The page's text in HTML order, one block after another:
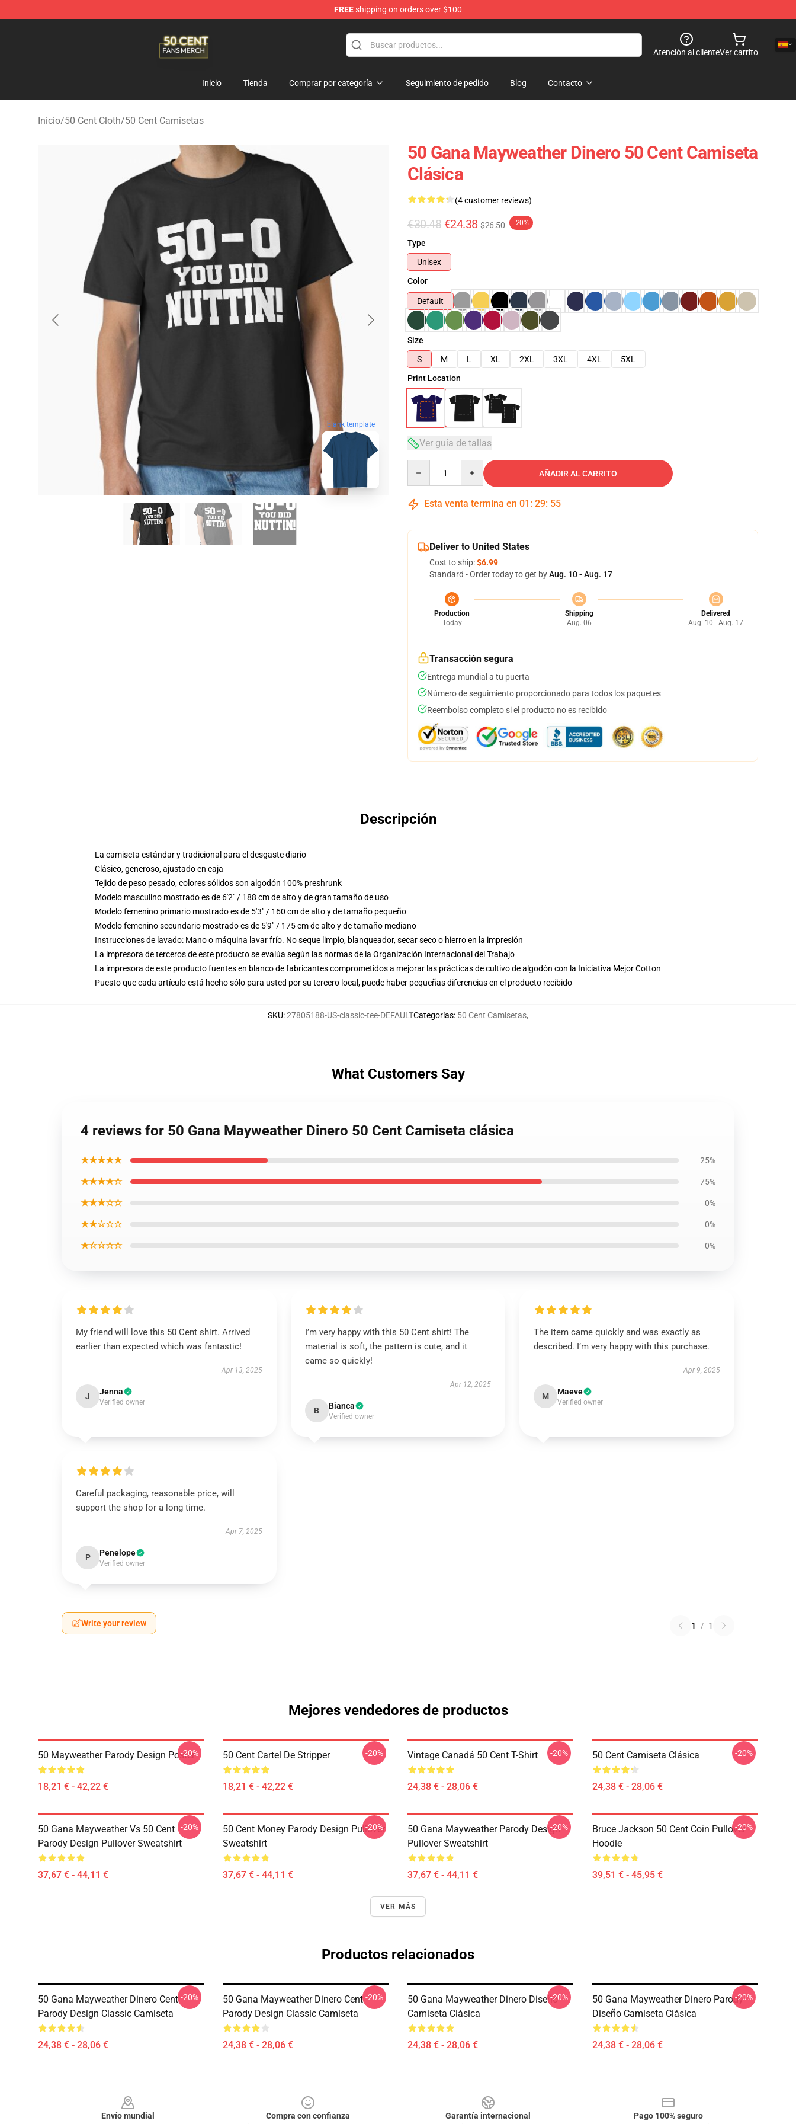
FREEshipping on orders over $100
Atención al clienteVer carrito
Inicio Tienda Comprar por categoría Seguimiento de pedido Blog Contacto
Inicio/50 Cent Cloth/50 Cent Camisetas
blank template
50 Gana Mayweather Dinero 50 Cent Camiseta
Clásica
(4 customer reviews)
€30.48 €24.38 $26.50 -20%
Type
Unisex
Color
Default
Size
S
M L XL 2XL 3XL 4XL
5XL
Print Location
Ver guía de tallas
AÑADIR AL CARRITO
Esta venta termina en 01 : 29: 54
Deliver to United States
Cost to ship:$6.99
Standard - Order today to get byAug. 10 - Aug. 17
Production
Today
Shipping
Aug. 06
Delivered
Aug. 10 - Aug. 17
Transacción segura
Entrega mundial a tu puerta
Número de seguimiento proporcionado para todos los paquetes
Reembolso completo si el producto no es recibido
Descripción
La camiseta estándar y tradicional para el desgaste diario
Clásico, generoso, ajustado en caja
Tejido de peso pesado, colores sólidos son algodón 100% preshrunk
Modelo masculino mostrado es de 6'2" / 188 cm de alto y de gran tamaño de uso
Modelo femenino primario mostrado es de 5'3" / 160 cm de alto y de tamaño pequeño
Modelo femenino secundario mostrado es de 5'9" / 175 cm de alto y de tamaño mediano
Instrucciones de lavado: Mano o máquina lavar frío. No seque limpio, blanqueador, secar seco o hierro en la impresión
La impresora de terceros de este producto se evalúa según las normas de la Organización Internacional del Trabajo
La impresora de este producto fuentes en blanco de fabricantes comprometidos a mejorar las prácticas de cultivo de algodón con la Iniciativa Mejor Cotton
Puesto que cada artículo está hecho sólo para usted por su tercero local, puede haber pequeñas diferencias en el producto recibido
SKU:27805188-US-classic-tee-DEFAULTCategorías: 50 Cent Camisetas,
What Customers Say
4 reviews for 50 Gana Mayweather Dinero 50 Cent Camiseta clásica
★★★★★ 25%
★★★★☆ 75%
★★★☆☆ 0%
★★☆☆☆ 0%
★☆☆☆☆ 0%
My friend will love this 50 Cent shirt. Arrived
earlier than expected which was fantastic!
Apr 13, 2025
J Jenna
Verified owner
I’m very happy with this 50 Cent shirt! The
material is soft, the pattern is cute, and it
came so quickly!
Apr 12, 2025
B Bianca
Verified owner
The item came quickly and was exactly as
described. I’m very happy with this purchase.
Apr 9, 2025
M Maeve
Verified owner
Careful packaging, reasonable price, will
support the shop for a long time.
Apr 7, 2025
P Penelope
Verified owner
Write your review 1 / 1
Mejores vendedores de productos
50 Mayweather Parody Design Poster
18,21 € - 42,22 €
-20% 50 Cent Cartel De Stripper
18,21 € - 42,22 €
-20% Vintage Canadá 50 Cent T-Shirt
24,38 € - 28,06 €
-20% 50 Cent Camiseta Clásica
24,38 € - 28,06 €
-20%
50 Gana Mayweather Vs 50 Cent
Parody Design Pullover Sweatshirt
37,67 € - 44,11 €
-20%
50 Cent Money Parody Design Pullover
Sweatshirt
37,67 € - 44,11 €
-20%
50 Gana Mayweather Parody Design
Pullover Sweatshirt
37,67 € - 44,11 €
-20%
Bruce Jackson 50 Cent Coin Pullover
Hoodie
39,51 € - 45,95 €
-20%
VER MÁS
Productos relacionados
50 Gana Mayweather Dinero Cent
Parody Design Classic Camiseta
24,38 € - 28,06 €
-20%
50 Gana Mayweather Dinero Cent
Parody Design Classic Camiseta
24,38 € - 28,06 €
-20%
50 Gana Mayweather Dinero Diseño
Camiseta Clásica
24,38 € - 28,06 €
-20%
50 Gana Mayweather Dinero Parody
Diseño Camiseta Clásica
24,38 € - 28,06 €
-20%
Envío mundial
Compra con confianza
Garantía internacional
Pago 100% seguro